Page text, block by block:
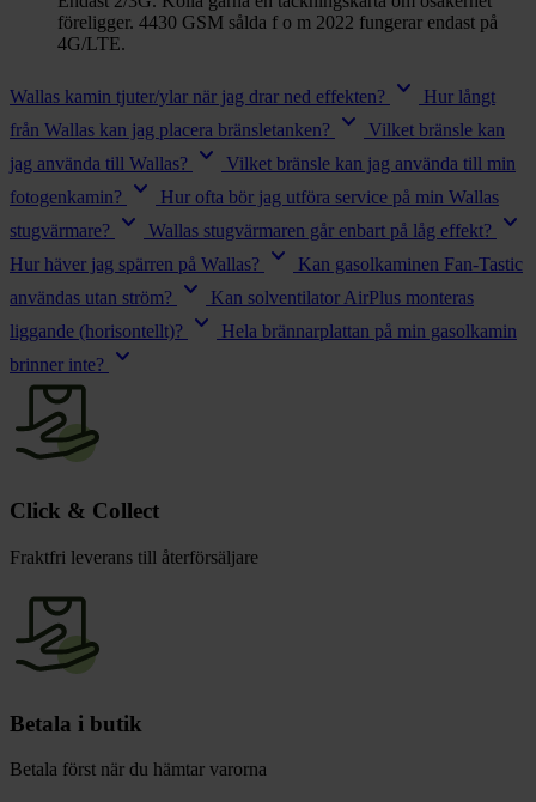
föreligger. 4430 GSM sålda f o m 2022 fungerar endast på
4G/LTE.
Wallas kamin tjuter/ylar när jag drar ned effekten? keyboard_arrow_down
Hur långt
från Wallas kan jag placera bränsletanken? keyboard_arrow_down
Vilket bränsle kan
jag använda till Wallas? keyboard_arrow_down
Vilket bränsle kan jag använda till min
fotogenkamin? keyboard_arrow_down
Hur ofta bör jag utföra service på min Wallas
stugvärmare? keyboard_arrow_down Wallas stugvärmaren går enbart på låg effekt? keyboard_arrow_down
Hur häver jag spärren på Wallas? keyboard_arrow_down
Kan gasolkaminen Fan-Tastic
användas utan ström? keyboard_arrow_down
Kan solventilator AirPlus monteras
liggande (horisontellt)? keyboard_arrow_down
Hela brännarplattan på min gasolkamin
brinner inte? keyboard_arrow_down
Click & Collect
Fraktfri leverans till återförsäljare
Betala i butik
Betala först när du hämtar varorna